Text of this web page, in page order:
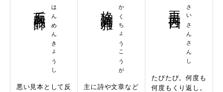
はんめんきょうし
悪い見本として反
かくちょうこうが
主に詩や文章など
さいさんさんし
たびたび。何度も
何度もくり返し。